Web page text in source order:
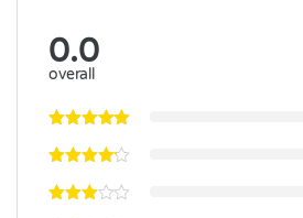
0.0
overall